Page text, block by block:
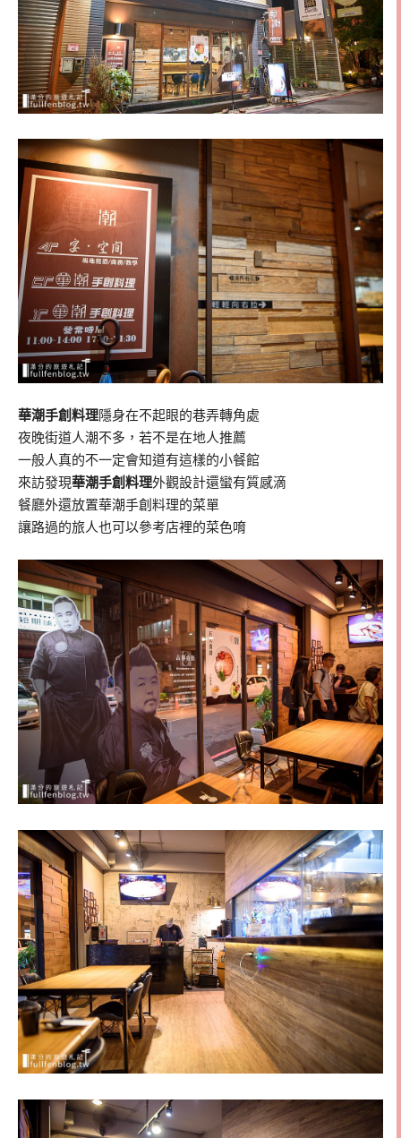
華潮手創料理隱身在不起眼的巷弄轉角處
夜晚街道人潮不多，若不是在地人推薦
一般人真的不一定會知道有這樣的小餐館
來訪發現華潮手創料理外觀設計還蠻有質感滴
餐廳外還放置華潮手創料理的菜單
讓路過的旅人也可以參考店裡的菜色唷